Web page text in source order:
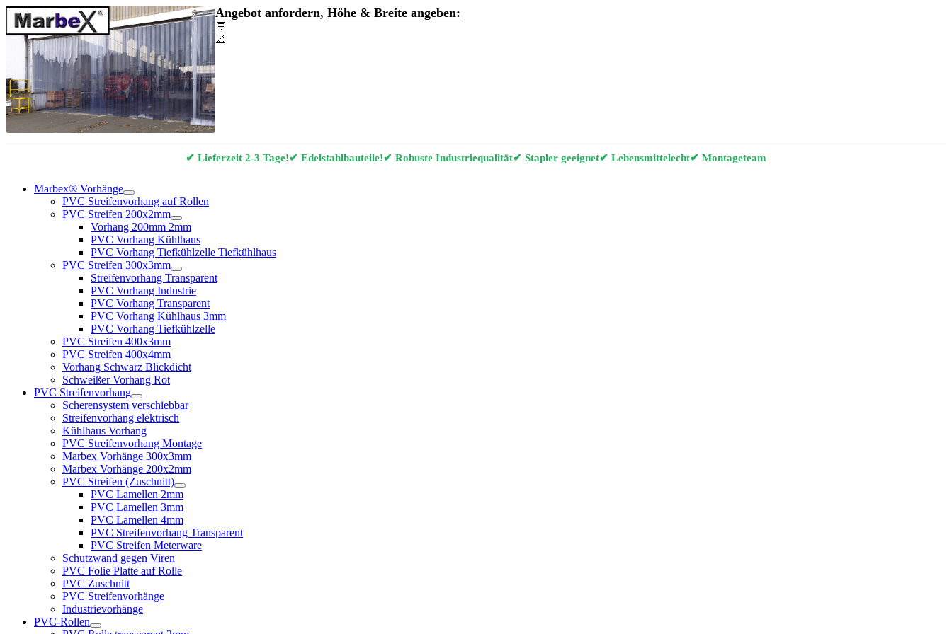
Angebot anfordern, Höhe & Breite angeben:
💬
📐
✔ Lieferzeit 2-3 Tage!✔ Edelstahlbauteile!✔ Robuste Industriequalität✔ Stapler geeignet✔ Lebensmittelecht✔ Montageteam
Marbex® Vorhänge
PVC Streifenvorhang auf Rollen
PVC Streifen 200x2mm
Vorhang 200mm 2mm
PVC Vorhang Kühlhaus
PVC Vorhang Tiefkühlzelle Tiefkühlhaus
PVC Streifen 300x3mm
Streifenvorhang Transparent
PVC Vorhang Industrie
PVC Vorhang Transparent
PVC Vorhang Kühlhaus 3mm
PVC Vorhang Tiefkühlzelle
PVC Streifen 400x3mm
PVC Streifen 400x4mm
Vorhang Schwarz Blickdicht
Schweißer Vorhang Rot
PVC Streifenvorhang
Scherensystem verschiebbar
Streifenvorhang elektrisch
Kühlhaus Vorhang
PVC Streifenvorhang Montage
Marbex Vorhänge 300x3mm
Marbex Vorhänge 200x2mm
PVC Streifen (Zuschnitt)
PVC Lamellen 2mm
PVC Lamellen 3mm
PVC Lamellen 4mm
PVC Streifenvorhang Transparent
PVC Streifen Meterware
Schutzwand gegen Viren
PVC Folie Platte auf Rolle
PVC Zuschnitt
PVC Streifenvorhänge
Industrievorhänge
PVC-Rollen